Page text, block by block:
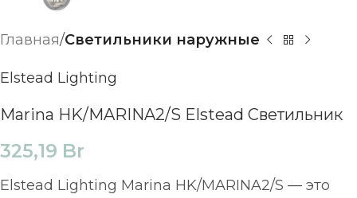
Главная Светильники наружные
Elstead Lighting
Marina HK/MARINA2/S Elstead Светильник
325,19 Br
Elstead Lighting Marina HK/MARINA2/S — это